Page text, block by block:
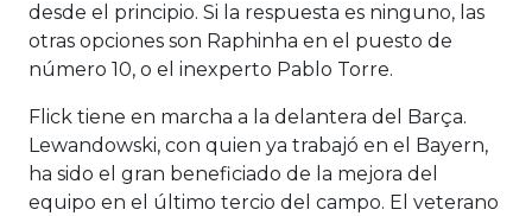
desde el principio. Si la respuesta es ninguno, las
otras opciones son Raphinha en el puesto de
número 10, o el inexperto Pablo Torre.
Flick tiene en marcha a la delantera del Barça.
Lewandowski, con quien ya trabajó en el Bayern,
ha sido el gran beneficiado de la mejora del
equipo en el último tercio del campo. El veterano